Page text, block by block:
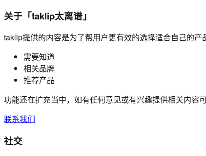
关于「taklip太离谱」
taklip提供的内容是为了帮用户更有效的选择适合自己的产
需要知道
相关品牌
推荐产品
功能还在扩充当中，如有任何意见或有兴趣提供相关内容
联系我们
社交